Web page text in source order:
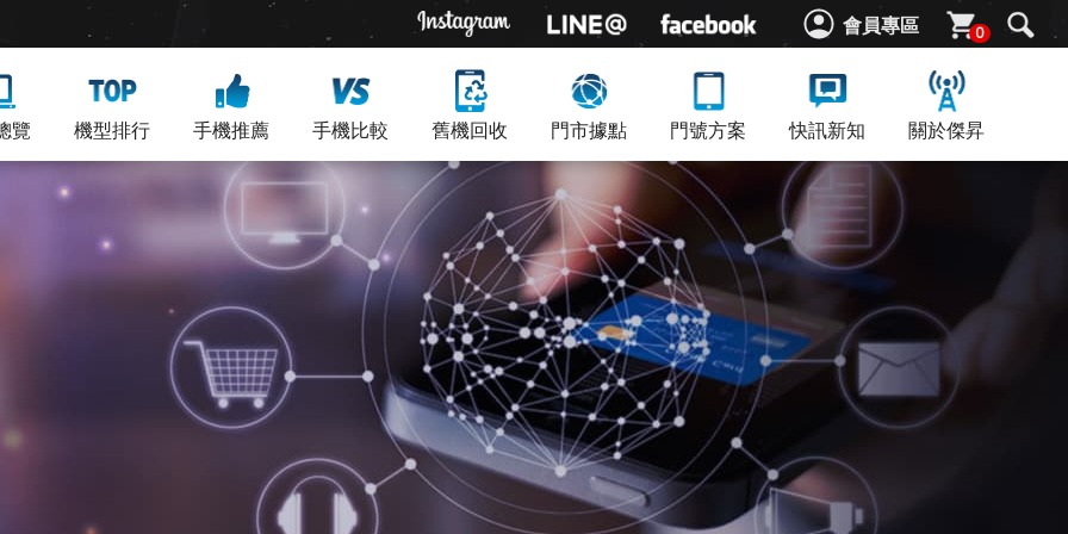
會員專區 0
覽 機型排行 手機推薦 手機比較 舊機回收 門市據點 門號方案 快訊新知 關於傑昇